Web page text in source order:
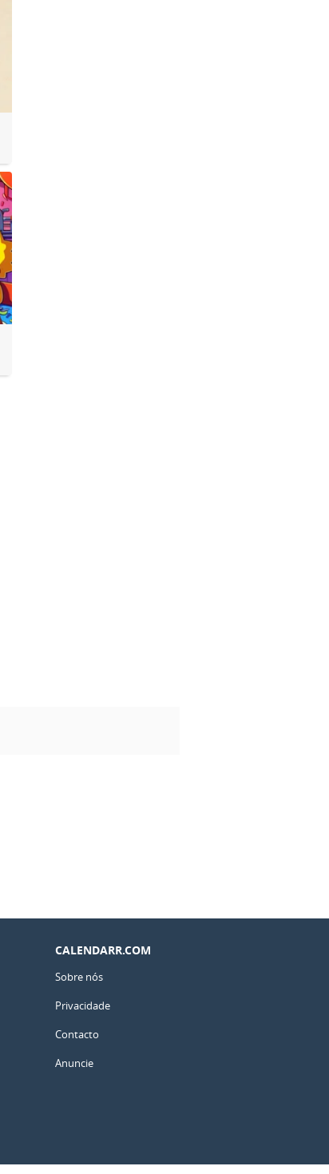
CALENDARR.COM
Sobre nós
Privacidade
Contacto
Anuncie